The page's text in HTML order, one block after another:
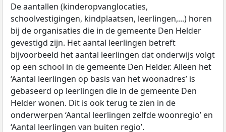
De aantallen (kinderopvanglocaties,
schoolvestigingen, kindplaatsen, leerlingen,...) horen
bij de organisaties die in de gemeente Den Helder
gevestigd zijn. Het aantal leerlingen betreft
bijvoorbeeld het aantal leerlingen dat onderwijs volgt
op een school in de gemeente Den Helder. Alleen het
‘Aantal leerlingen op basis van het woonadres’ is
gebaseerd op leerlingen die in de gemeente Den
Helder wonen. Dit is ook terug te zien in de
onderwerpen ‘Aantal leerlingen zelfde woonregio’ en
‘Aantal leerlingen van buiten regio’.